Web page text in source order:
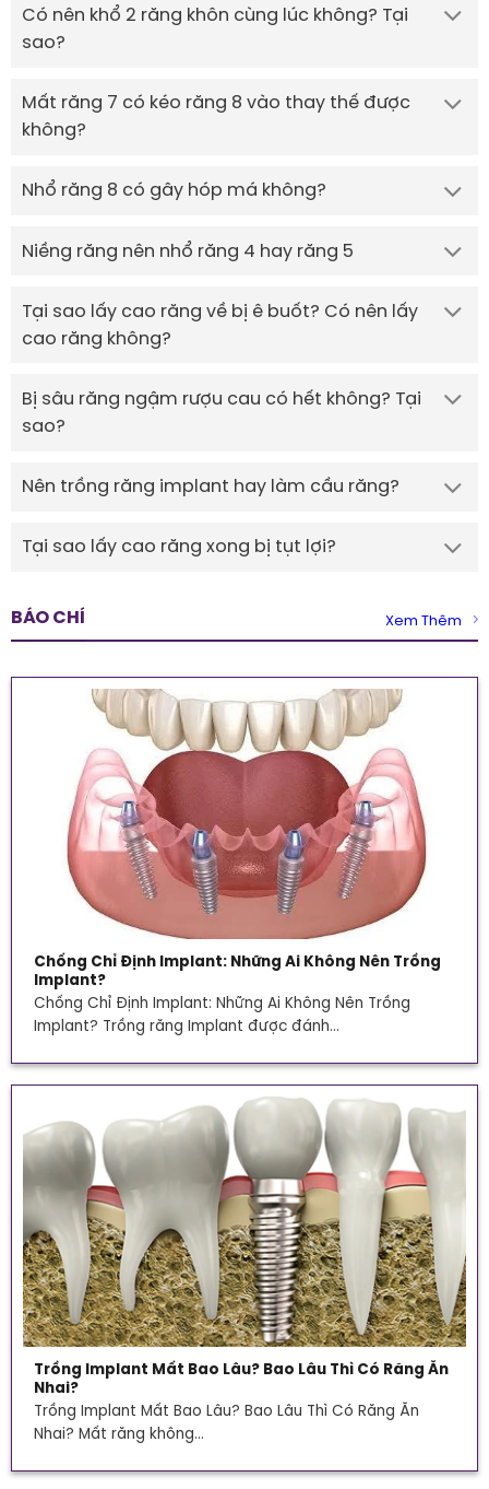
Có nên khổ 2 răng khôn cùng lúc không? Tại
sao?
Mất răng 7 có kéo răng 8 vào thay thế được
không?
Nhổ răng 8 có gây hóp má không?
Niềng răng nên nhổ răng 4 hay răng 5
Tại sao lấy cao răng về bị ê buốt? Có nên lấy
cao răng không?
Bị sâu răng ngậm rượu cau có hết không? Tại
sao?
Nên trồng răng implant hay làm cầu răng?
Tại sao lấy cao răng xong bị tụt lợi?
BÁO CHÍ Xem Thêm
Chống Chỉ Định Implant: Những Ai Không Nên Trồng
Implant?
Chống Chỉ Định Implant: Những Ai Không Nên Trồng
Implant? Trồng răng Implant được đánh...
Trồng Implant Mất Bao Lâu? Bao Lâu Thì Có Răng Ăn
Nhai?
Trồng Implant Mất Bao Lâu? Bao Lâu Thì Có Răng Ăn
Nhai? Mất răng không...